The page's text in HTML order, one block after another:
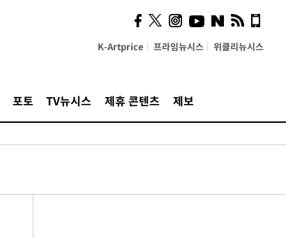
K-Artprice 프라임뉴시스 위클리뉴시스
포토 TV뉴시스 제휴 콘텐츠 제보
사이 해답 찾았죠"…알을
깨고 나온 '초자아'